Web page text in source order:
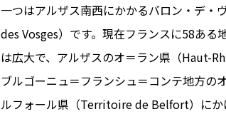
一つはアルザス南西にかかるバロン・デ
des Vosges）です。現在フランスに58あ
は広大で、アルザスのオ＝ラン県（Haut-
ブルゴーニュ＝フランシュ＝コンテ地方
ルフォール県（Territoire de Belfort）にか